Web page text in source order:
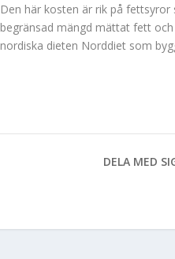
Den här kosten är rik på
begränsad mängd mättat fett
nordiska dieten Norddiet som
DELA MED